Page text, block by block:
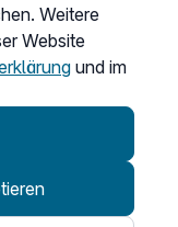
Weitere
Website
und im